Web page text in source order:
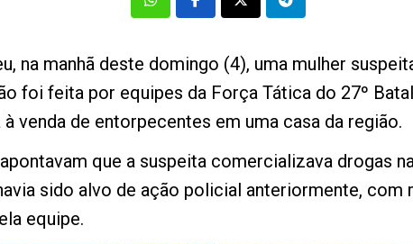
na manhã deste domingo (4), uma mulher
foi feita por equipes da Força Tática do 27º
venda de entorpecentes em uma casa da região.
que a suspeita comercializava drogas
sido alvo de ação policial anteriormente,
equipe.